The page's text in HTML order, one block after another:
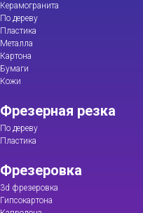
Керамогранита
По дереву
Пластика
Металла
Картона
Бумаги
Кожи
Фрезерная резка
По дереву
Пластика
Фрезеровка
3d фрезеровка
Гипсокартона